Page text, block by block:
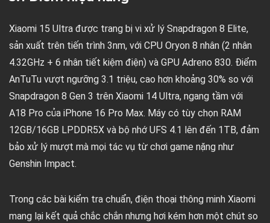
Xiaomi 15 Ultra được trang bị vi xử lý Snapdragon 8 Elite,
sản xuất trên tiến trình 3nm, với CPU Oryon 8 nhân (2 nhân
4.32GHz + 6 nhân tiết kiệm điện) và GPU Adreno 830. Điểm
AnTuTu vượt ngưỡng 3.1 triệu, cao hơn khoảng 30% so với
Snapdragon 8 Gen 3 trên Xiaomi 14 Ultra, ngang tầm với
A18 Pro của iPhone 16 Pro Max. Máy có tùy chọn RAM
12GB/16GB LPDDR5X và bộ nhớ UFS 4.1 lên đến 1TB, đảm
bảo xử lý mượt mà mọi tác vụ từ chơi game nặng như
Genshin Impact.
Trong các bài kiểm tra chuẩn, điện thoại thông minh Xiaomi
mang lại kết quả chắc chắn nhưng hơi kém hơn một chút so